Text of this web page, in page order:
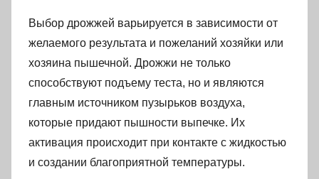
Выбор дрожжей варьируется в зависимости от
желаемого результата и пожеланий хозяйки или
хозяина пышечной. Дрожжи не только
способствуют подъему теста, но и являются
главным источником пузырьков воздуха,
которые придают пышности выпечке. Их
активация происходит при контакте с жидкостью
и создании благоприятной температуры.